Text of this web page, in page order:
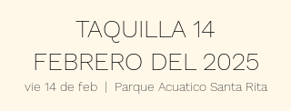
TAQUILLA 14
FEBRERO DEL 2025
vie 14 de feb
  |
Parque Acuatico Santa Rita